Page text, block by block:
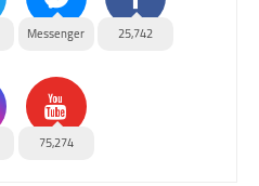
25,742
Messenger
75,274